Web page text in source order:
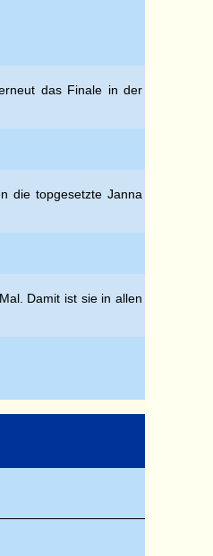
das Finale in der
die topgesetzte Janna
Damit ist sie in allen